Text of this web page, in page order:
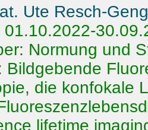
Ute Resch-
01.10.2022-
Normung und
Bildgebende
die konfokale
lifetime